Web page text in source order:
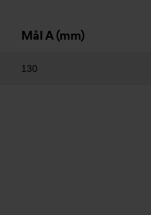
Mål A (mm)
130